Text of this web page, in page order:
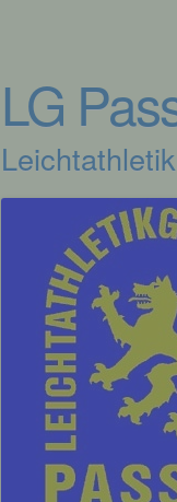
LG